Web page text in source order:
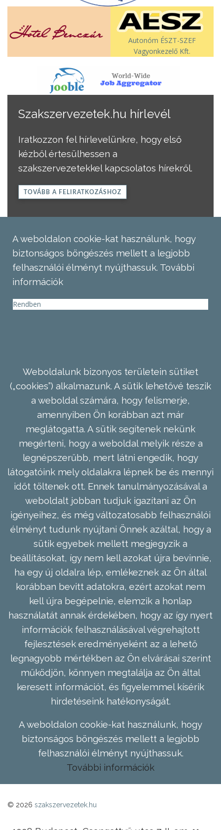
Autonóm ÉSZT-SZEF
Vagyonkezelő Kft.
Szakszervezetek.hu hírlevél
Iratkozzon fel hírlevelünkre, hogy első
kézből értesülhessen a
szakszervezetekkel kapcsolatos hírekről.
TOVÁBB A FELIRATKOZÁSHOZ
A weboldalon cookie-kat használunk, hogy
biztonságos böngészés mellett a legjobb
felhasználói élményt nyújthassuk. További
információk
Rendben
Weboldalunk bizonyos területein sütiket
(„cookies”) alkalmazunk. A sütik lehetővé teszik
a weboldal számára, hogy felismerje,
amennyiben Ön korábban azt már
meglátogatta. A sütik segítenek nekünk
megérteni, hogy a weboldal melyik része a
legnépszerűbb, mert látni engedik, hogy
látogatóink mely oldalakra lépnek be és mennyi
időt töltenek ott. Ennek tanulmányozásával a
weboldalt jobban tudjuk igazítani az Ön
igényeihez, és még változatosabb felhasználói
élményt tudunk nyújtani Önnek azáltal, hogy a
sütik egyebek mellett megjegyzik a
beállításokat, így nem kell azokat újra bevinnie,
ha egy új oldalra lép, emlékeznek az Ön által
korábban bevitt adatokra, ezért azokat nem
kell újra begépelnie, elemzik a honlap
használatát annak érdekében, hogy az így nyert
információk felhasználásával végrehajtott
fejlesztések eredményeként az a lehető
legnagyobb mértékben az Ön elvárásai szerint
működjön, könnyen megtalálja az Ön által
keresett információt, és figyelemmel kísérik
hirdetéseink hatékonyságát.
A weboldalon cookie-kat használunk, hogy
biztonságos böngészés mellett a legjobb
felhasználói élményt nyújthassuk.
További információk
© 2026 szakszervezetek.hu